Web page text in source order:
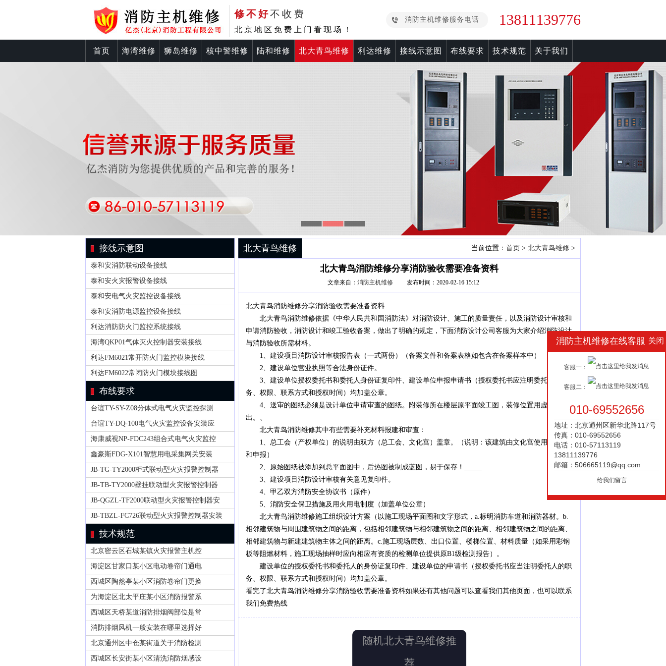
修不好不收费
北京地区免费上门看现场！
消防主机维修服务电话 13811139776
首页 海湾维修 狮岛维修 核中警维修 陆和维修 北大青鸟维修 利达维修 接线示意图 布线要求 技术规范 关于我们
1 2 3
接线示意图
泰和安消防联动设备接线
泰和安火灾报警设备接线
泰和安电气火灾监控设备接线
泰和安消防电源监控设备接线
利达消防防火门监控系统接线
海湾QKP01气体灭火控制器安装接线
利达FM6021常开防火门监控模块接线
利达FM6022常闭防火门模块接线图
布线要求
台谊TY-SY-Z08分体式电气火灾监控探测
台谊TY-DQ-100电气火灾监控设备安装应
海康威视NP-FDC243组合式电气火灾监控
鑫豪斯FDG-X101智慧用电采集网关安装
JB-TG-TY2000柜式联动型火灾报警控制器
JB-TB-TY2000壁挂联动型火灾报警控制器
JB-QGZL-TF2000联动型火灾报警控制器安
JB-TBZL-FC726联动型火灾报警控制器安装
技术规范
北京密云区石城某镇火灾报警主机控
海淀区甘家口某小区电动卷帘门通电
西城区陶然亭某小区消防卷帘门更换
为海淀区北太平庄某小区消防报警系
西城区天桥某道消防排烟阀部位是常
消防排烟风机一般安装在哪里选择好
北京通州区中仓某街道关于消防检测
西城区长安街某小区清洗消防烟感设
北大青鸟维修 当前位置： 首页 > 北大青鸟维修 >
北大青鸟消防维修分享消防验收需要准备资料
文章来自： 消防主机维修 发布时间：2020-02-16 15:12
北大青鸟消防维修分享消防验收需要准备资料
北大青鸟消防维修依据《中华人民共和国消防法》对消防设计、施工的质量责任，以及消防设计审核和
申请消防验收，消防设计和竣工验收备案，做出了明确的规定，下面消防设计公司客服为大家介绍消防设计
与消防验收所需材料。
1、建设项目消防设计审核报告表（一式两份）（备案文件和备案表格如包含在备案样本中）
2、建设单位营业执照等合法身份证件。
3、建设单位授权委托书和委托人身份证复印件、建设单位申报申请书（授权委托书应注明委托人的职
务、权限、联系方式和授权时间）均加盖公章。
4、送审的图纸必须是设计单位申请审查的图纸。附装修所在楼层原平面竣工图，装修位置用虚实线标
出。、
北大青鸟消防维修其中有些需要补充材料报建和审查：
1、总工会（产权单位）的说明由双方（总工会、文化宫）盖章。（说明：该建筑由文化宫使用、管理
和申报）
2、原始图纸被添加到总平面图中，后热图被制成蓝图，易于保存！_____
3、建设项目消防设计审核有关意见复印件。
4、甲乙双方消防安全协议书（原件）
5、消防安全保卫措施及用火用电制度（加盖单位公章）
北大青鸟消防维修施工组织设计方案（以施工现场平面图和文字形式，a.标明消防车道和消防器材。b.
相邻建筑物与周围建筑物之间的距离，包括相邻建筑物与相邻建筑物之间的距离、相邻建筑物之间的距离、
相邻建筑物与新建建筑物主体之间的距离。c.施工现场层数、出口位置、楼梯位置、材料质量（如采用彩钢
板等阻燃材料，施工现场抽样时应向相应有资质的检测单位提供原B1级检测报告）。
建设单位的授权委托书和委托人的身份证复印件、建设单位的申请书（授权委托书应当注明委托人的职
务、权限、联系方式和授权时间）均加盖公章。
看完了北大青鸟消防维修分享消防验收需要准备资料如果还有其他问题可以查看我们其他页面，也可以联系
我们免费热线
随机北大青鸟维修推
荐
消防主机维修在线客服 关闭
客服一：
客服二：
010-69552656
地址：北京通州区新华北路117号
传真：010-69552656
电话：010-57113119
13811139776
邮箱：506665119@qq.com
给我们留言